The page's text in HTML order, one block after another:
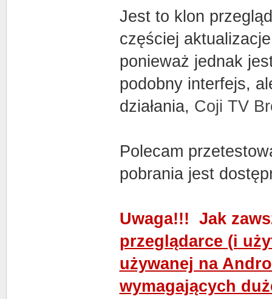
Jest to klon
częściej
ponieważ jednak
podobny interfejs,
działania, Coji TV
Polecam
pobrania jest
Uwaga!!! Jak
przeglądarce (i
używanej na
wymagających